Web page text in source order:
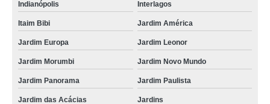
Indianópolis Interlagos
Itaim Bibi Jardim América
Jardim Europa Jardim Leonor
Jardim Morumbi Jardim Novo Mundo
Jardim Panorama Jardim Paulista
Jardim das Acácias Jardins